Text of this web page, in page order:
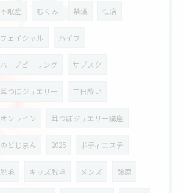
不眠症 むくみ 禁煙 性病
フェイシャル ハイフ
ハーブピーリング サブスク
耳つぼジュエリー 二日酔い
オンライン 耳つぼジュエリー講座
のどじまん 2025 ボディエステ
脱毛 キッズ脱毛 メンズ 鈴鹿